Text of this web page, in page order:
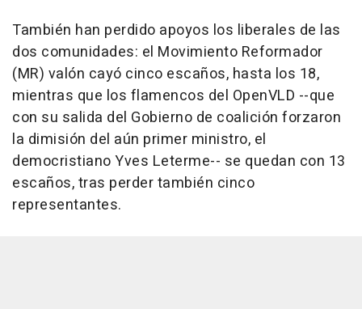
También han perdido apoyos los liberales de las
dos comunidades: el Movimiento Reformador
(MR) valón cayó cinco escaños, hasta los 18,
mientras que los flamencos del OpenVLD --que
con su salida del Gobierno de coalición forzaron
la dimisión del aún primer ministro, el
democristiano Yves Leterme-- se quedan con 13
escaños, tras perder también cinco
representantes.